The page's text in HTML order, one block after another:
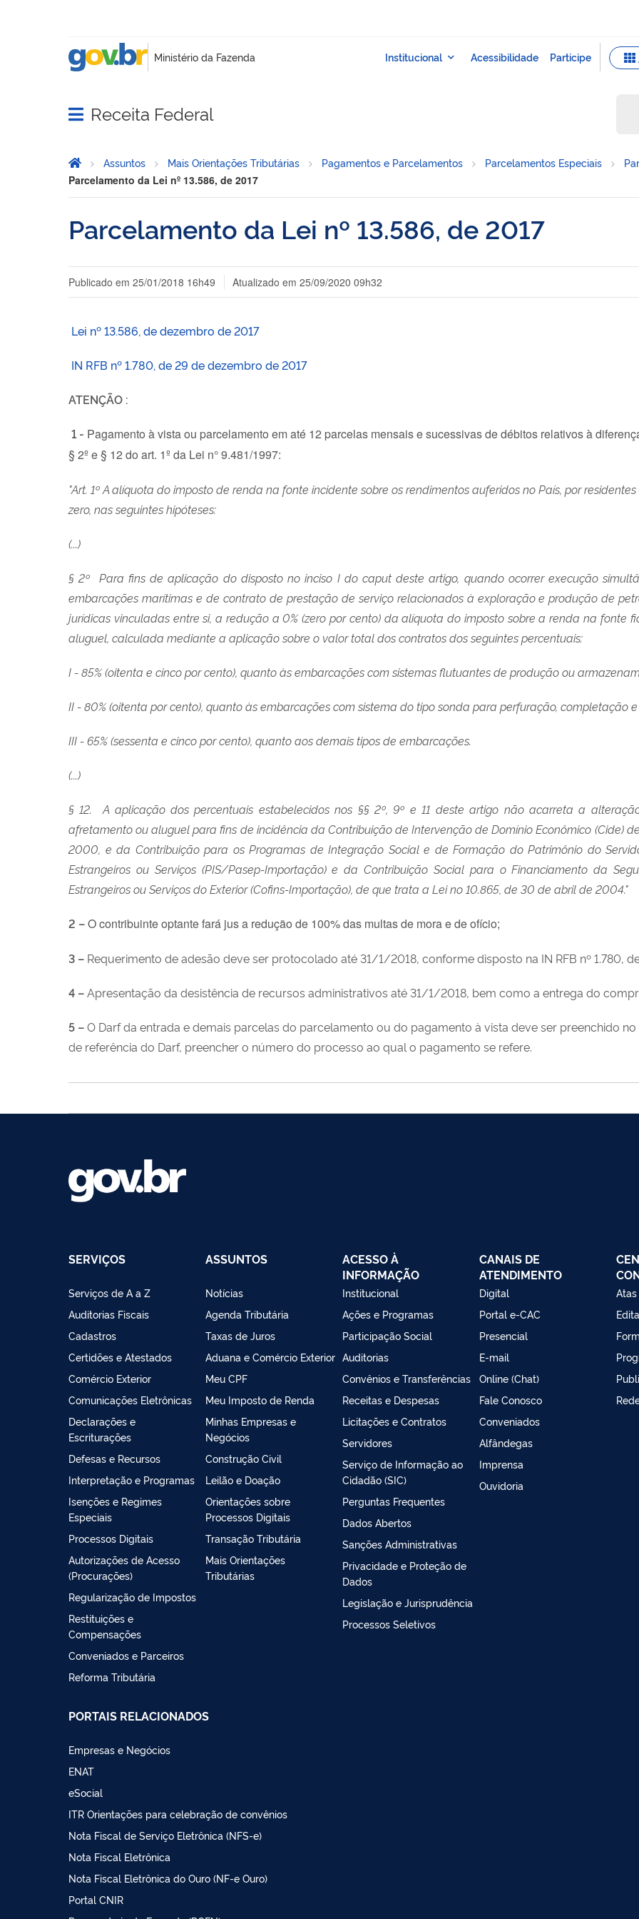
Abrir menu principal de navegação
Receita Federal
Você está aqui:
Página Inicial
Assuntos Mais Orientações Tributárias Pagamentos e Parcelamentos Parcelamentos Especiais
Parcelamento da Lei nº 13.586, de 2017
Parcelamento da Lei nº 13.586, de 2017
Publicado em 25/01/2018 16h49 Atualizado em 25/09/2020 09h32
Lei nº 13.586, de dezembro de 2017
IN RFB nº 1.780, de 29 de dezembro de 2017
ATENÇÃO :
1 - Pagamento à vista ou parcelamento em até 12 parcelas mensais e sucessivas de débitos relativos à
§ 2º e § 12 do art. 1º da Lei n° 9.481/1997:
"Art. 1º A alíquota do imposto de renda na fonte incidente sobre os rendimentos auferidos no País, por
zero, nas seguintes hipóteses:
(...)
§ 2º Para fins de aplicação do disposto no inciso I do caput deste artigo, quando ocorrer execução
embarcações marítimas e de contrato de prestação de serviço relacionados à exploração e produção de
jurídicas vinculadas entre si, a redução a 0% (zero por cento) da alíquota do imposto sobre a renda na
aluguel, calculada mediante a aplicação sobre o valor total dos contratos dos seguintes percentuais:
I - 85% (oitenta e cinco por cento), quanto às embarcações com sistemas flutuantes de produção ou
II - 80% (oitenta por cento), quanto às embarcações com sistema do tipo sonda para perfuração, completação
III - 65% (sessenta e cinco por cento), quanto aos demais tipos de embarcações.
(...)
§ 12. A aplicação dos percentuais estabelecidos nos §§ 2º, 9º e 11 deste artigo não acarreta a
afretamento ou aluguel para fins de incidência da Contribuição de Intervenção de Domínio Econômico (Cide)
2000, e da Contribuição para os Programas de Integração Social e de Formação do Patrimônio do
Estrangeiros ou Serviços (PIS/Pasep-Importação) e da Contribuição Social para o Financiamento da
Estrangeiros ou Serviços do Exterior (Cofins-Importação), de que trata a Lei no 10.865, de 30 de abril de 2004."
2 –O contribuinte optante fará jus a redução de 100% das multas de mora e de ofício;
3 – Requerimento de adesão deve ser protocolado até 31/1/2018, conforme disposto na IN RFB nº 1.780,
4 –Apresentação da desistência de recursos administrativos até 31/1/2018, bem como a entrega do
5 –O Darf da entrada e demais parcelas do parcelamento ou do pagamento à vista deve ser preenchido
de referência do Darf, preencher o número do processo ao qual o pagamento se refere.
SERVIÇOS
Serviços de A a Z
Auditorias Fiscais
Cadastros
Certidões e Atestados
Comércio Exterior
Comunicações Eletrônicas
Declarações e
Escriturações
Defesas e Recursos
Interpretação e Programas
Isenções e Regimes
Especiais
Processos Digitais
Autorizações de Acesso
(Procurações)
Regularização de Impostos
Restituições e
Compensações
Conveniados e Parceiros
Reforma Tributária
ASSUNTOS
Notícias
Agenda Tributária
Taxas de Juros
Aduana e Comércio Exterior
Meu CPF
Meu Imposto de Renda
Minhas Empresas e
Negócios
Construção Civil
Leilão e Doação
Orientações sobre
Processos Digitais
Transação Tributária
Mais Orientações
Tributárias
ACESSO À
INFORMAÇÃO
Institucional
Ações e Programas
Participação Social
Auditorias
Convênios e Transferências
Receitas e Despesas
Licitações e Contratos
Servidores
Serviço de Informação ao
Cidadão (SIC)
Perguntas Frequentes
Dados Abertos
Sanções Administrativas
Privacidade e Proteção de
Dados
Legislação e Jurisprudência
Processos Seletivos
CANAIS DE
ATENDIMENTO
Digital
Portal e-CAC
Presencial
E-mail
Online (Chat)
Fale Conosco
Conveniados
Alfândegas
Imprensa
Ouvidoria
PORTAIS RELACIONADOS
Empresas e Negócios
ENAT
eSocial
ITR Orientações para celebração de convênios
Nota Fiscal de Serviço Eletrônica (NFS-e)
Nota Fiscal Eletrônica
Nota Fiscal Eletrônica do Ouro (NF-e Ouro)
Portal CNIR